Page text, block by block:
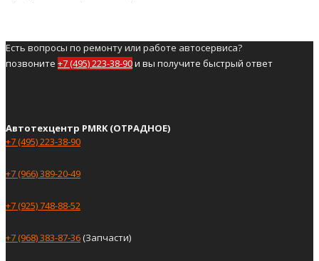
Есть вопросы по ремонту или работе автосервиса?
позвоните +7 (495) 223-38-90и вы получите быстрый ответ
Автотехцентр PMRK (ОТРАДНОЕ)
+7 (495) 223-38-90
+7 (966) 389-20-49
+7 (925) 748-88-52
+7 (968) 383-87-36(Запчасти)